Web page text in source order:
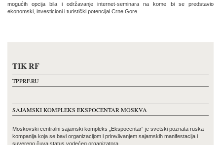
mogućih opcija bila i održavanje internet-seminara na kome bi se predstavio
ekonomski, investicioni i turistički potencijal Crne Gore.
TIK RF
TPPRF.RU
SAJAMSKI KOMPLEKS EKSPOCENTAR MOSKVA
Moskovski centralni sajamski kompleks „Ekspocentar“ je svetski poznata ruska
kompanija koja se bavi organizacijom i priređivanjem sajamskih manifestacija i
suvereno čuva status vodećeg organizatora…